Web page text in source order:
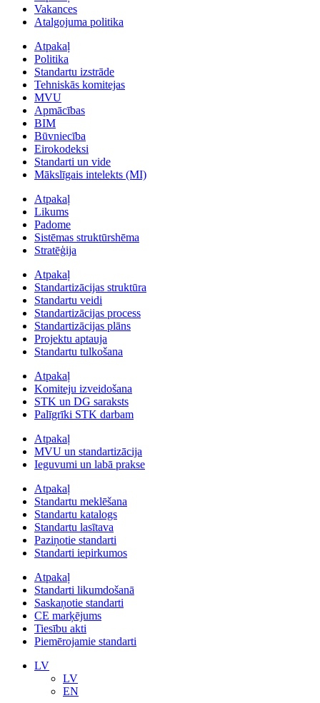
Vakances
Atalgojuma politika
Atpakaļ
Politika
Standartu izstrāde
Tehniskās komitejas
MVU
Apmācības
BIM
Būvniecība
Eirokodeksi
Standarti un vide
Mākslīgais intelekts (MI)
Atpakaļ
Likums
Padome
Sistēmas struktūrshēma
Stratēģija
Atpakaļ
Standartizācijas struktūra
Standartu veidi
Standartizācijas process
Standartizācijas plāns
Projektu aptauja
Standartu tulkošana
Atpakaļ
Komiteju izveidošana
STK un DG saraksts
Palīgrīki STK darbam
Atpakaļ
MVU un standartizācija
Ieguvumi un labā prakse
Atpakaļ
Standartu meklēšana
Standartu katalogs
Standartu lasītava
Paziņotie standarti
Standarti iepirkumos
Atpakaļ
Standarti likumdošanā
Saskaņotie standarti
CE marķējums
Tiesību akti
Piemērojamie standarti
LV
LV
EN